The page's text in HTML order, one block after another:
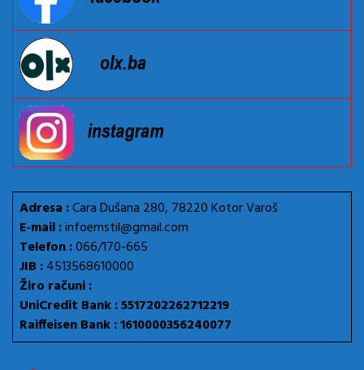
Adresa :Cara Dušana 280, 78220 Kotor Varoš
E-mail :infoemstil@gmail.com
Telefon :066/170-665
JIB :4513568610000
Žiro računi :
UniCredit Bank : 5517202262712219
Raiffeisen Bank : 1610000356240077